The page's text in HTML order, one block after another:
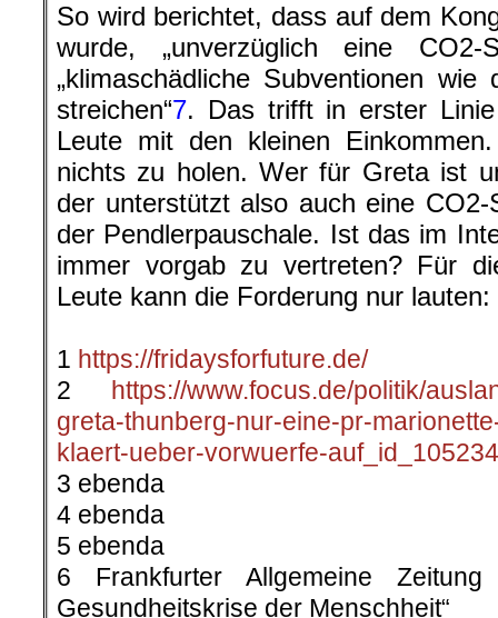
So wird berichtet, dass auf dem
wurde, „unverzüglich eine CO2-
„klimaschädliche Subventionen
streichen“7. Das trifft in erster
Leute mit den kleinen
nichts zu holen. Wer für Greta ist
der unterstützt also auch eine
der Pendlerpauschale. Ist das im
immer vorgab zu vertreten? Für
Leute kann die Forderung nur
1 https://fridaysforfuture.de/
2 https://www.focus.de/politik/
greta-thunberg-nur-eine-pr-
klaert-ueber-vorwuerfe-
3 ebenda
4 ebenda
5 ebenda
6 Frankfurter Allgemeine
Gesundheitskrise der Menschheit“